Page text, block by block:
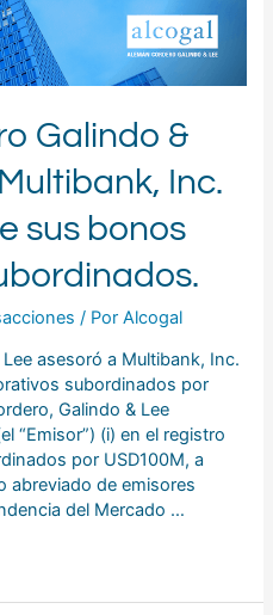
Galindo &
Inc.
sus bonos
/ PorAlcogal
asesoró a Multibank, Inc.
subordinados por
Galindo & Lee
“Emisor”) (i) en el registro
por USD100M, a
abreviado de emisores
del Mercado …